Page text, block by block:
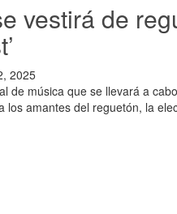
vestirá de
2025
de música que se llevará a
los amantes del reguetón, la